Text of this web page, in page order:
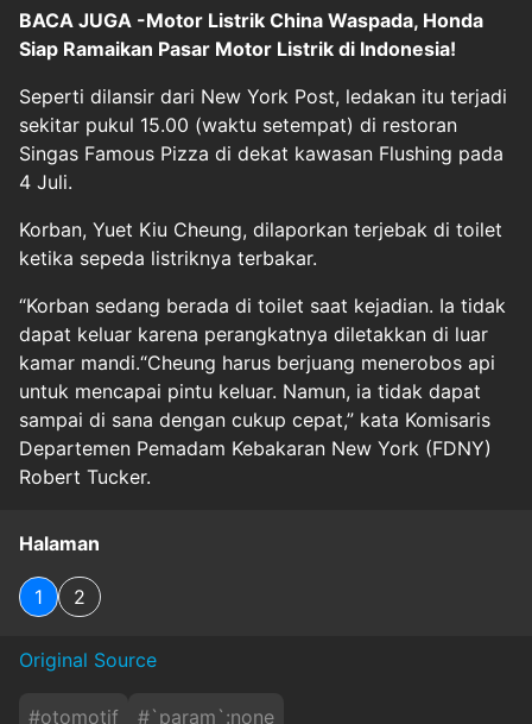
BACA JUGA -Motor Listrik China Waspada, Honda
Siap Ramaikan Pasar Motor Listrik di Indonesia!
Seperti dilansir dari New York Post, ledakan itu terjadi
sekitar pukul 15.00 (waktu setempat) di restoran
Singas Famous Pizza di dekat kawasan Flushing pada
4 Juli.
Korban, Yuet Kiu Cheung, dilaporkan terjebak di toilet
ketika sepeda listriknya terbakar.
“Korban sedang berada di toilet saat kejadian. Ia tidak
dapat keluar karena perangkatnya diletakkan di luar
kamar mandi.“Cheung harus berjuang menerobos api
untuk mencapai pintu keluar. Namun, ia tidak dapat
sampai di sana dengan cukup cepat,” kata Komisaris
Departemen Pemadam Kebakaran New York (FDNY)
Robert Tucker.
Halaman
1 2
Original Source
#otomotif #`param`:none